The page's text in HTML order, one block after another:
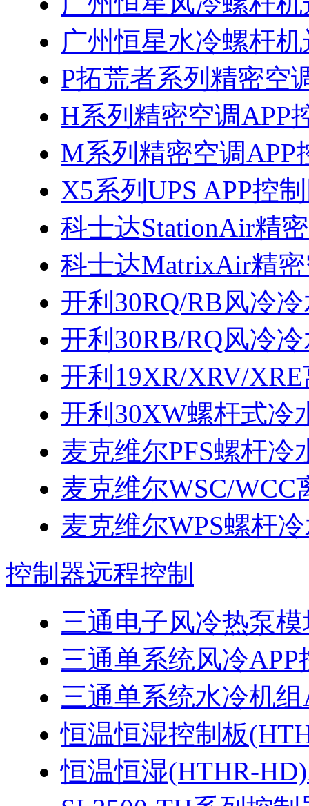
广州恒星水冷螺杆
P拓荒者系列精密空
H系列精密空调APP
M系列精密空调APP
X5系列UPS APP控
科士达StationAir精
科士达MatrixAir精
开利30RQ/RB风冷
开利30RB/RQ风冷
开利19XR/XRV/
开利30XW螺杆式冷
麦克维尔PFS螺杆冷
麦克维尔WSC/
麦克维尔WPS螺杆
控制器远程控制
三通电子风冷热泵
三通单系统风冷APP
三通单系统水冷机
恒温恒湿控制板
恒温恒湿(HTHR-